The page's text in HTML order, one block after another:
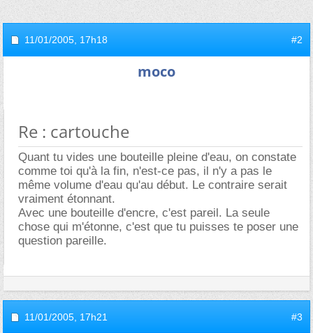
11/01/2005, 17h18 #2
moco
Re : cartouche
Quant tu vides une bouteille pleine d'eau, on constate
comme toi qu'à la fin, n'est-ce pas, il n'y a pas le
même volume d'eau qu'au début. Le contraire serait
vraiment étonnant.
Avec une bouteille d'encre, c'est pareil. La seule
chose qui m'étonne, c'est que tu puisses te poser une
question pareille.
11/01/2005, 17h21 #3